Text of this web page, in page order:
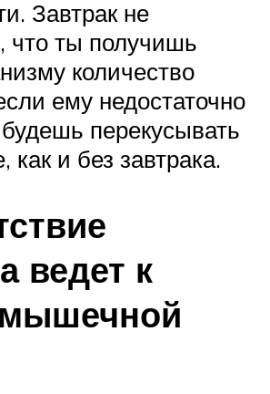
Завтрак не
что ты получишь
количество
ему недостаточно
перекусывать
как и без завтрака.
ведет к